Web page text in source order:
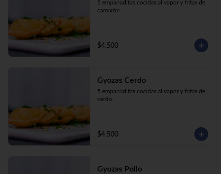
5 empanaditas cocidas al vapor y fritas de
camarón.
$4.500
Gyozas Cerdo
5 empanaditas cocidas al vapor y fritas de
cerdo.
$4.500
Gyozas Pollo